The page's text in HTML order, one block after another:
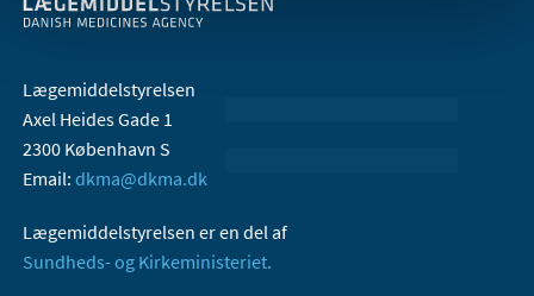
Lægemiddelstyrelsen
Axel Heides Gade 1
2300 København S
Email: dkma@dkma.dk
Lægemiddelstyrelsen er en del af
Sundheds- og Kirkeministeriet.